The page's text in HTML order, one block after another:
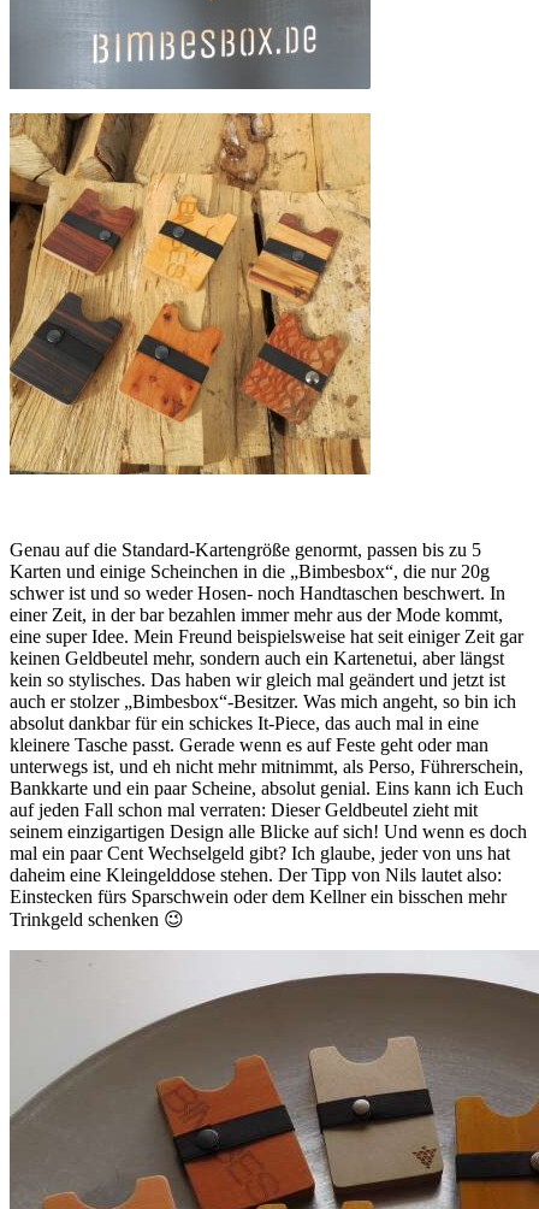
Genau auf die Standard-Kartengröße genormt, passen bis zu 5
Karten und einige Scheinchen in die „Bimbesbox“, die nur 20g
schwer ist und so weder Hosen- noch Handtaschen beschwert. In
einer Zeit, in der bar bezahlen immer mehr aus der Mode kommt,
eine super Idee. Mein Freund beispielsweise hat seit einiger Zeit gar
keinen Geldbeutel mehr, sondern auch ein Kartenetui, aber längst
kein so stylisches. Das haben wir gleich mal geändert und jetzt ist
auch er stolzer „Bimbesbox“-Besitzer. Was mich angeht, so bin ich
absolut dankbar für ein schickes It-Piece, das auch mal in eine
kleinere Tasche passt. Gerade wenn es auf Feste geht oder man
unterwegs ist, und eh nicht mehr mitnimmt, als Perso, Führerschein,
Bankkarte und ein paar Scheine, absolut genial. Eins kann ich Euch
auf jeden Fall schon mal verraten: Dieser Geldbeutel zieht mit
seinem einzigartigen Design alle Blicke auf sich! Und wenn es doch
mal ein paar Cent Wechselgeld gibt? Ich glaube, jeder von uns hat
daheim eine Kleingelddose stehen. Der Tipp von Nils lautet also:
Einstecken fürs Sparschwein oder dem Kellner ein bisschen mehr
Trinkgeld schenken 😉